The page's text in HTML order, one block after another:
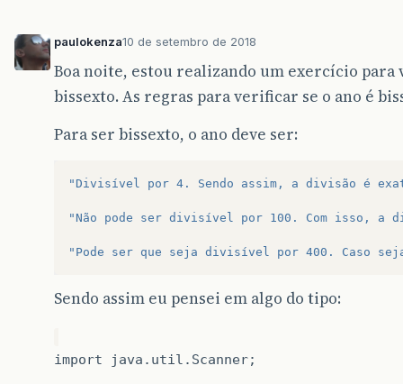
paulokenza10 de setembro de 2018
Boa noite, estou realizando um exercício
bissexto. As regras para verificar se o ano é
Para ser bissexto, o ano deve ser:
"Divisível por 4. Sendo assim, a divisão é
"Não pode ser divisível por 100. Com isso,
"Pode ser que seja divisível por 400. Caso
Sendo assim eu pensei em algo do tipo:
import java.util.Scanner;